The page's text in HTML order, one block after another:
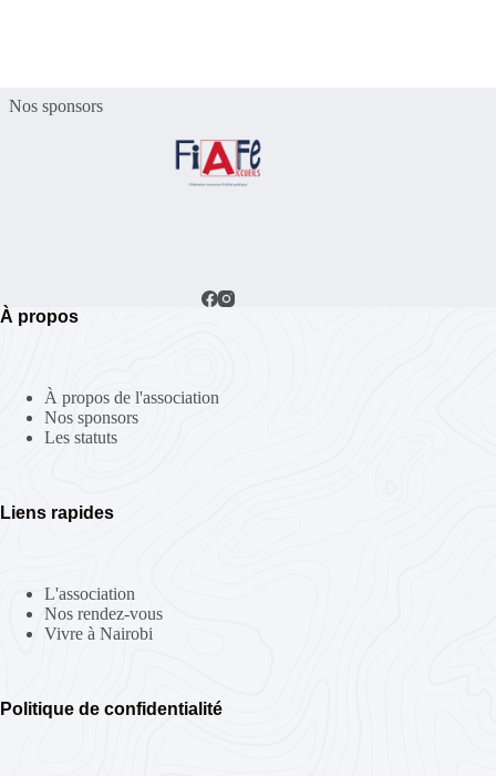
Nos sponsors
À propos
À propos de l'association
Nos sponsors
Les statuts
Liens rapides
L'association
Nos rendez-vous
Vivre à Nairobi
Politique de confidentialité